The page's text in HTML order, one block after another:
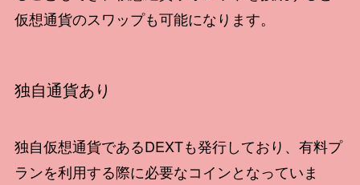
仮想通貨のスワップも可能になります。
独自通貨あり
独自仮想通貨であるDEXTも発行しており、有料プ
ランを利用する際に必要なコインとなっていま